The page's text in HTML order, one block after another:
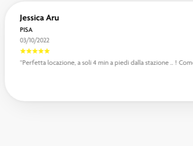
Jessica Aru
PISA
03/10/2022
“Perfetta locazione, a soli 4 min a piedi dalla stazione .. !